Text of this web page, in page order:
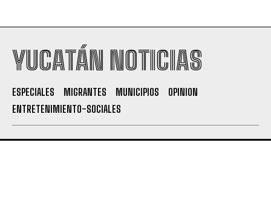
YUCATÁN NOTICIAS
ESPECIALES MIGRANTES MUNICIPIOS
OPINION
ENTRETENIMIENTO-SOCIALES